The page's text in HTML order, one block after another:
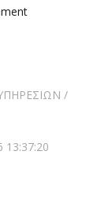
/
13:37:20